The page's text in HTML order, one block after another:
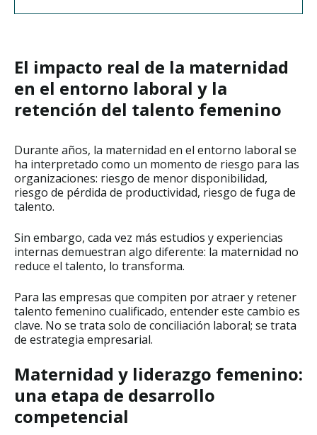
El impacto real de la maternidad
en el entorno laboral y la
retención del talento femenino
Durante años, la maternidad en el entorno laboral se
ha interpretado como un momento de riesgo para las
organizaciones: riesgo de menor disponibilidad,
riesgo de pérdida de productividad, riesgo de fuga de
talento.
Sin embargo, cada vez más estudios y experiencias
internas demuestran algo diferente: la maternidad no
reduce el talento, lo transforma.
Para las empresas que compiten por atraer y retener
talento femenino cualificado, entender este cambio es
clave. No se trata solo de conciliación laboral; se trata
de estrategia empresarial.
Maternidad y liderazgo femenino:
una etapa de desarrollo
competencial